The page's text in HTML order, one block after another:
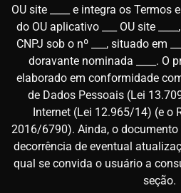
OU site ____ e integra os Termos
do OU aplicativo ___ OU site
CNPJ sob o nº ___, situado em
doravante nominada ____. O
elaborado em conformidade
de Dados Pessoais (Lei
Internet (Lei 12.965/14) (e o
2016/6790). Ainda, o
decorrência de eventual
qual se convida o usuário a
seção.